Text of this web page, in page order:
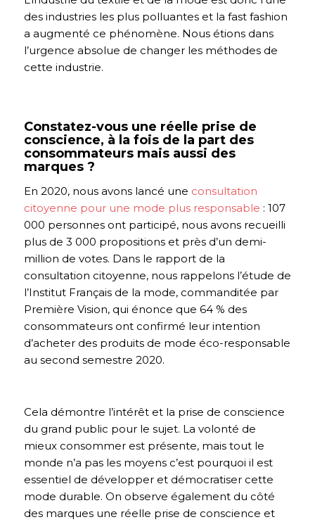
des industries les plus polluantes et la fast fashion
a augmenté ce phénomène. Nous étions dans
l’urgence absolue de changer les méthodes de
cette industrie.
Constatez-vous une réelle prise de
conscience, à la fois de la part des
consommateurs mais aussi des
marques ?
En 2020, nous avons lancé une consultation
citoyenne pour une mode plus responsable : 107
000 personnes ont participé, nous avons recueilli
plus de 3 000 propositions et près d’un demi-
million de votes. Dans le rapport de la
consultation citoyenne, nous rappelons l’étude de
l’Institut Français de la mode, commanditée par
Première Vision, qui énonce que 64 % des
consommateurs ont confirmé leur intention
d’acheter des produits de mode éco-responsable
au second semestre 2020.
Cela démontre l’intérêt et la prise de conscience
du grand public pour le sujet. La volonté de
mieux consommer est présente, mais tout le
monde n’a pas les moyens c’est pourquoi il est
essentiel de développer et démocratiser cette
mode durable. On observe également du côté
des marques une réelle prise de conscience et